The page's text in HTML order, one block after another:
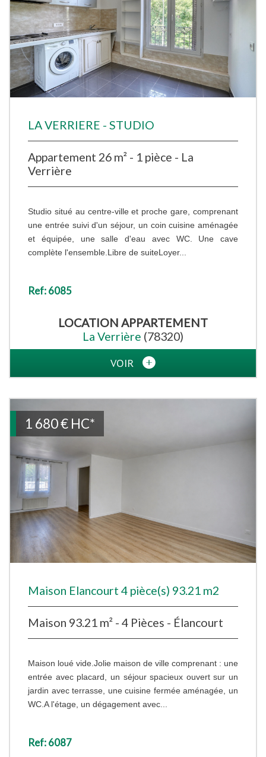
LA VERRIERE - STUDIO
Appartement 26 m² - 1 pièce - La
Verrière
Studio situé au centre-ville et proche gare, comprenant
une entrée suivi d'un séjour, un coin cuisine aménagée
et équipée, une salle d'eau avec WC. Une cave
complète l'ensemble.Libre de suiteLoyer...
Ref: 6085
LOCATION APPARTEMENT
La Verrière (78320)
VOIR
1 680 € HC*
Maison Elancourt 4 pièce(s) 93.21 m2
Maison 93.21 m² - 4 Pièces - Élancourt
Maison loué vide.Jolie maison de ville comprenant : une
entrée avec placard, un séjour spacieux ouvert sur un
jardin avec terrasse, une cuisine fermée aménagée, un
WC.A l'étage, un dégagement avec...
Ref: 6087